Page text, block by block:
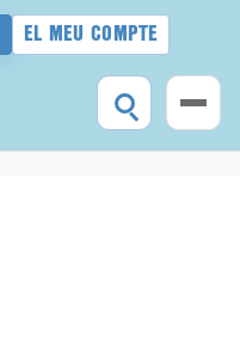
EL MEU COMPTE